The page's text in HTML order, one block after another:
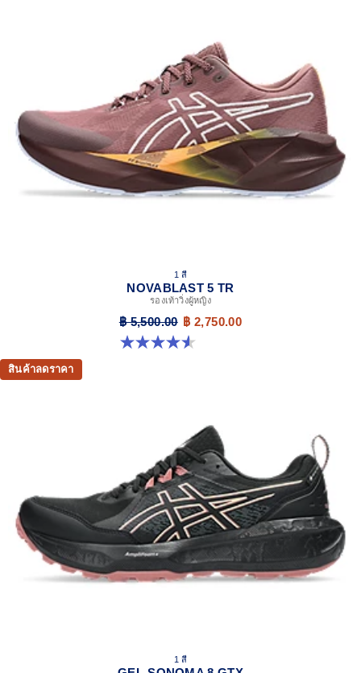
1 สี
NOVABLAST 5 TR
รองเท้าวิ่งผู้หญิง
฿ 5,500.00 ฿ 2,750.00
4.5 จาก 5 ดาว 26 รีวิว
สินค้าลดราคา
1 สี